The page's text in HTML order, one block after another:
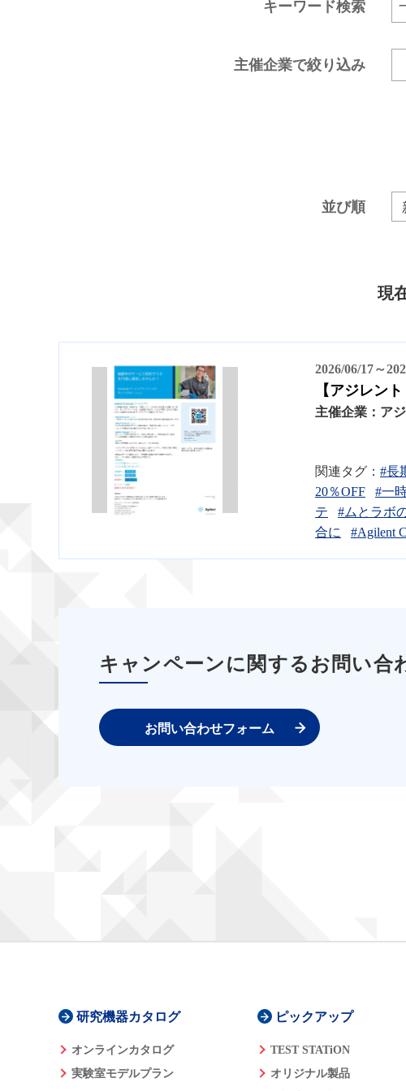
キーワード検索
主催企業で絞り込み
並び順
現
2026/06/17～
【アジレン
主催企業： ア
関連タグ： #長
20％OFF
#一
テ
#ムとラボ
合に
#Agilent
キャンペーンに関するお問い合
お問い合わせフォーム
研究機器カタログ
オンラインカタログ
実験室モデルプラン
ピックアップ
TEST STATiON
オリジナル製品